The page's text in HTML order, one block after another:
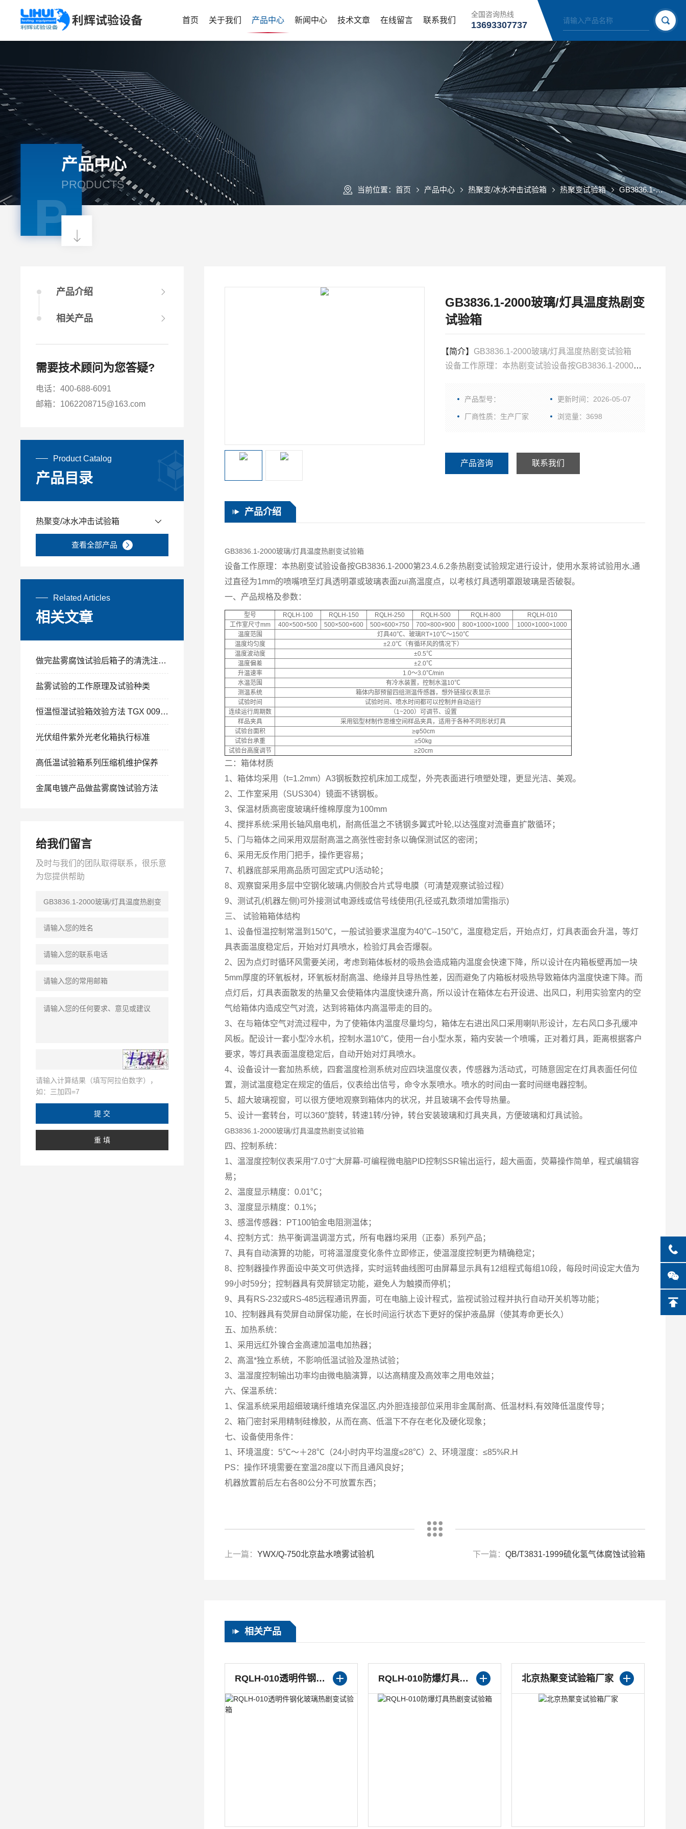
全国咨询热线
13693307737
首页 关于我们 产品中心 新闻中心 技术文章 在线留言 联系我们
P
产品中心
PRODUCTS 当前位置：首页 产品中心 热聚变/冰水冲击试验箱 热聚变试验箱 GB3836.1-2000玻璃/灯具温度热剧变试验箱
产品介绍
相关产品
需要技术顾问为您答疑?
电话：400-688-6091
邮箱：1062208715@163.com
Product Catalog
产品目录
热聚变/冰水冲击试验箱
查看全部产品
GB3836.1-2000玻璃/灯具温度热剧变
试验箱
【简介】 GB3836.1-2000玻璃/灯具温度热剧变试验箱
设备工作原理：本热剧变试验设备按GB3836.1-2000第
用水,通过直径为1mm的喷嘴喷至灯具透明罩或玻璃表面
产品型号： 更新时间：2026-05-07
厂商性质：生产厂家 浏览量：3698
产品咨询 联系我们
产品介绍
GB3836.1-2000玻璃/灯具温度热剧变试验箱
设备工作原理：本热剧变试验设备按GB3836.1-2000第23.4.6.2条热剧变试验规定进行设计，使用水泵将试验用水,通
过直径为1mm的喷嘴喷至灯具透明罩或玻璃表面zui高温度点，以考核灯具透明罩跟玻璃是否破裂。
一、产品规格及参数：
型号 RQLH-100 RQLH-150 RQLH-250 RQLH-500 RQLH-800
RQLH-010
工作室尺寸mm
400×500×500 500×500×600 500×600×750 700×800×900 800×1000×1000
1000×1000×1000
温度范围
灯具40℃、玻璃RT+10℃～150℃
温度均匀度
±2.0℃（有循环风的情况下）
温度波动度
±0.5℃
温度偏差
±2.0℃
升温速率
1.0～3.0℃/min
水温范围
有冷水装置，控制水温10℃
测温系统
箱体内部预留四组测温传感器，想外链接仪表显示
试验时间
试验时间、喷水时间都可以控制并自动运行
连续运行周期数
（1~200）可调节、设置
样品夹具
采用铝型材制作思维空间样品夹具，适用于各种不同形状灯具
试验台面积
≥φ50cm
试验台承重
≥50kg
试验台高度调节
≥20cm
二：箱体材质
1、箱体均采用（t=1.2mm）A3钢板数控机床加工成型，外壳表面进行喷塑处理，更显光洁、美观。
2、工作室采用（SUS304）镜面不锈钢板。
3、保温材质高密度玻璃纤维棉厚度为100mm
4、搅拌系统:采用长轴风扇电机，耐高低温之不锈钢多翼式叶轮,以达强度对流垂直扩散循环；
5、门与箱体之间采用双层耐高温之高张性密封条以确保测试区的密闭；
6、采用无反作用门把手，操作更容易；
7、机器底部采用高品质可固定式PU活动轮；
8、观察窗采用多层中空钢化玻璃,内侧胶合片式导电膜（可清楚观察试验过程）
9、测试孔(机器左侧)可外接测试电源线或信号线使用(孔径或孔数须增加需指示)
三、 试验箱箱体结构
1、设备恒温控制常温到150℃，一般试验要求温度为40℃--150℃，温度稳定后，开始点灯，灯具表面会升温，等灯
具表面温度稳定后，开始对灯具喷水，检验灯具会否爆裂。
2、因为点灯时循环风需要关闭，考虑到箱体板材的吸热会造成箱内温度会快速下降，所以设计在内箱板壁再加一块
5mm厚度的环氧板材，环氧板材耐高温、绝缘并且导热性差，因而避免了内箱板材吸热导致箱体内温度快速下降。而
点灯后，灯具表面散发的热量又会使箱体内温度快速升高，所以设计在箱体左右开设进、出风口，利用实验室内的空
气给箱体内造成空气对流，达到将箱体内高温带走的目的。
3、在与箱体空气对流过程中，为了使箱体内温度尽量均匀，箱体左右进出风口采用喇叭形设计，左右风口多孔缓冲
风板。配设计一套小型冷水机，控制水温10℃，使用一台小型水泵，箱内安装一个喷嘴，正对着灯具，距离根据客户
要求，等灯具表面温度稳定后，自动开始对灯具喷水。
4、设备设计一套加热系统，四套温度检测系统对应四块温度仪表，传感器为活动式，可随意固定在灯具表面任何位
置，测试温度稳定在规定的值后，仪表给出信号，命令水泵喷水。喷水的时间由一套时间继电器控制。
5、超大玻璃视窗，可以很方便地观察到箱体内的状况，并且玻璃不会传导热量。
5、设计一套转台，可以360°旋转，转速1转/分钟，转台安装玻璃和灯具夹具，方便玻璃和灯具试验。
GB3836.1-2000玻璃/灯具温度热剧变试验箱
四、控制系统：
1、温湿度控制仪表采用“7.0寸"大屏幕-可编程微电脑PID控制SSR输出运行，超大画面，荧幕操作简单，程式编辑容
易；
2、温度显示精度：0.01℃；
3、湿度显示精度：0.1%；
3、感温传感器：PT100铂金电阻测温体；
4、控制方式：热平衡调温调湿方式，所有电器均采用（正泰）系列产品；
7、具有自动演算的功能，可将温湿度变化条件立即修正，使温湿度控制更为精确稳定；
8、控制器操作界面设中英文可供选择，实时运转曲线图可由屏幕显示具有12组程式每组10段，每段时间设定大值为
99小时59分；控制器具有荧屏锁定功能，避免人为触摸而停机；
9、具有RS-232或RS-485远程通讯界面，可在电脑上设计程式，监视试验过程并执行自动开关机等功能；
10、控制器具有荧屏自动屏保功能，在长时间运行状态下更好的保护液晶屏（使其寿命更长久）
五、加热系统：
1、采用远红外镍合金高速加温电加热器；
2、高温*独立系统，不影响低温试验及湿热试验；
3、温湿度控制输出功率均由微电脑演算，以达高精度及高效率之用电效益；
六、保温系统：
1、保温系统采用超细玻璃纤维填充保温区,内外胆连接部位采用非金属耐高、低温材料,有效降低温度传导；
2、箱门密封采用精制硅橡胶，从而在高、低温下不存在老化及硬化现象；
七、设备使用条件：
1、环境温度：5℃～＋28℃（24小时内平均温度≤28℃）2、环境湿度：≤85%R.H
PS：操作环境需要在室温28度以下而且通风良好；
机器放置前后左右各80公分不可放置东西；
上一篇：YWX/Q-750北京盐水喷雾试验机 下一篇： QB/T3831-1999硫化氢气体腐蚀试验箱
相关产品
RQLH-100参照标准GB3836.1-2000热剧变试验箱 RQLH-010透明件钢化玻璃热剧变试验箱 RQLH-010防爆灯具热剧变试验箱
Related Articles
相关文章
做完盐雾腐蚀试验后箱子的清洗注意事项
盐雾试验的工作原理及试验种类
恒温恒湿试验箱效验方法 TGX 009-2001
光伏组件紫外光老化箱执行标准
高低温试验箱系列压缩机维护保养
金属电镀产品做盐雾腐蚀试验方法
给我们留言
及时与我们的团队取得联系，很乐意
为您提供帮助
请输入计算结果（填写阿拉伯数字），
如：三加四=7